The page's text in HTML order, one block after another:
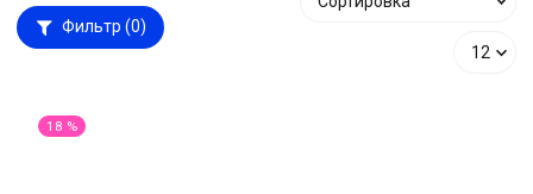
Фильтр (0)
18 %